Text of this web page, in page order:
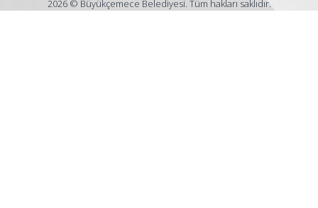
2026 © Büyükçemece Belediyesi. Tüm hakları saklıdır.